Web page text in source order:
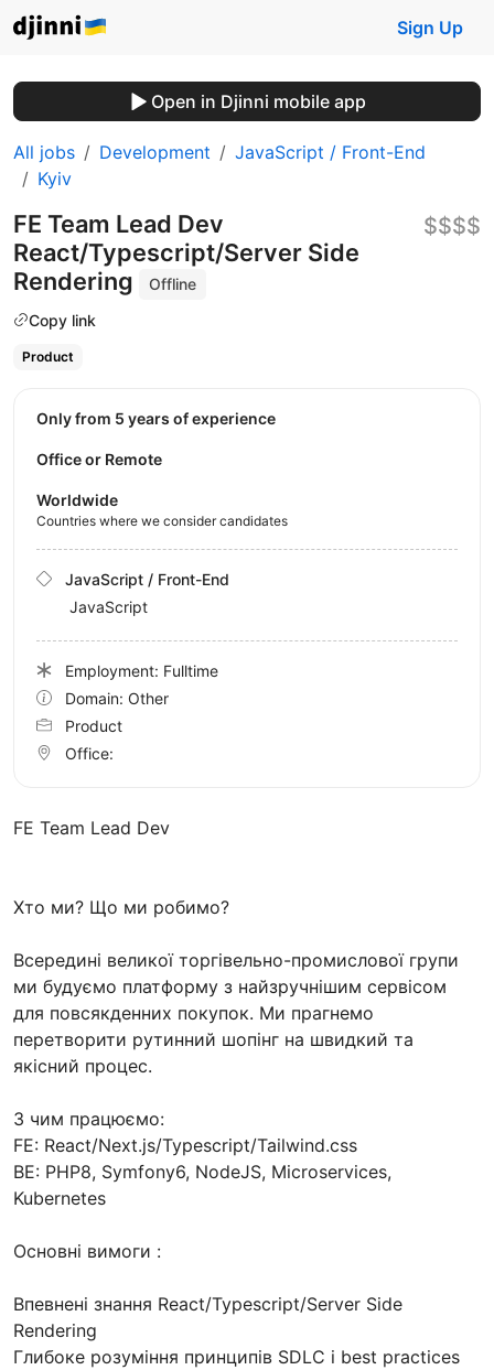
Sign Up
Open in Djinni mobile app
All jobs Development
JavaScript / Front-End
Kyiv
FE Team Lead Dev
React/Typescript/Server Side
Rendering
Offline
Copy link
$$$$
Product
FE Team Lead Dev
Хто ми? Що ми робимо?
Всередині великої торгівельно-промислової групи
ми будуємо платформу з найзручнішим сервісом
для повсякденних покупок. Ми прагнемо
перетворити рутинний шопінг на швидкий та
якісний процес.
З чим працюємо:
FE: React/Next.js/Typescript/Tailwind.css
BE: PHP8, Symfony6, NodeJS, Microservices,
Kubernetes
Основні вимоги :
Впевнені знання React/Typescript/Server Side
Rendering
Глибоке розуміння принципів SDLC і best practices
Only from 5 years of experience
Office or Remote
Worldwide
Countries where we consider candidates
JavaScript / Front-End
JavaScript
Employment: Fulltime
Domain: Other
Product
Office: